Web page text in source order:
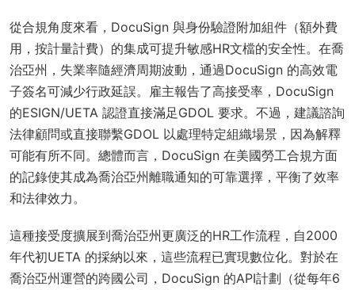
從合規角度來看，DocuSign 與身份驗證附加組件（額外費
用，按計量計費）的集成可提升敏感HR文檔的安全性。在喬
治亞州，失業率隨經濟周期波動，通過DocuSign 的高效電
子簽名可減少行政延誤。雇主報告了高接受率，DocuSign
的ESIGN/UETA 認證直接滿足GDOL 要求。不過，建議諮詢
法律顧問或直接聯繫GDOL 以處理特定組織場景，因為解釋
可能有所不同。總體而言，DocuSign 在美國勞工合規方面
的記錄使其成為喬治亞州離職通知的可靠選擇，平衡了效率
和法律效力。
這種接受度擴展到喬治亞州更廣泛的HR工作流程，自2000
年代初UETA 的採納以來，這些流程已實現數位化。對於在
喬治亞州運營的跨國公司，DocuSign 的API計劃（從每年6